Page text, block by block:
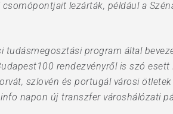
lezárták, például a
tudásmegosztási program által
rendezvényről is szó
szlovén és portugál városi
napon új transzfer városhálózati